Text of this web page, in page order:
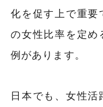
化を促す上で重要
の女性比率を定め
例があります。
日本でも、女性